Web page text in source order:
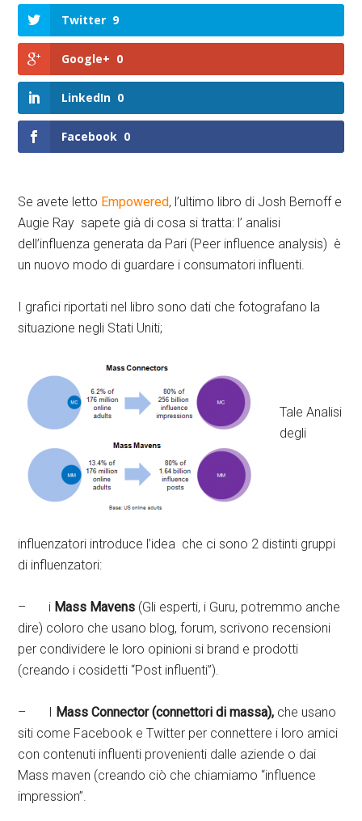
Twitter 9
Google+ 0
LinkedIn 0
Facebook 0
Se avete letto Empowered, l’ultimo libro di Josh Bernoff e
Augie Ray sapete già di cosa si tratta: l’ analisi
dell’influenza generata da Pari (Peer influence analysis) è
un nuovo modo di guardare i consumatori influenti.
I grafici riportati nel libro sono dati che fotografano la
situazione negli Stati Uniti;
Tale Analisi
degli
influenzatori introduce l’idea che ci sono 2 distinti gruppi
di influenzatori:
– i Mass Mavens (Gli esperti, i Guru, potremmo anche
dire) coloro che usano blog, forum, scrivono recensioni
per condividere le loro opinioni si brand e prodotti
(creando i cosidetti “Post influenti”).
– I Mass Connector (connettori di massa), che usano
siti come Facebook e Twitter per connettere i loro amici
con contenuti influenti provenienti dalle aziende o dai
Mass maven (creando ciò che chiamiamo “influence
impression”.